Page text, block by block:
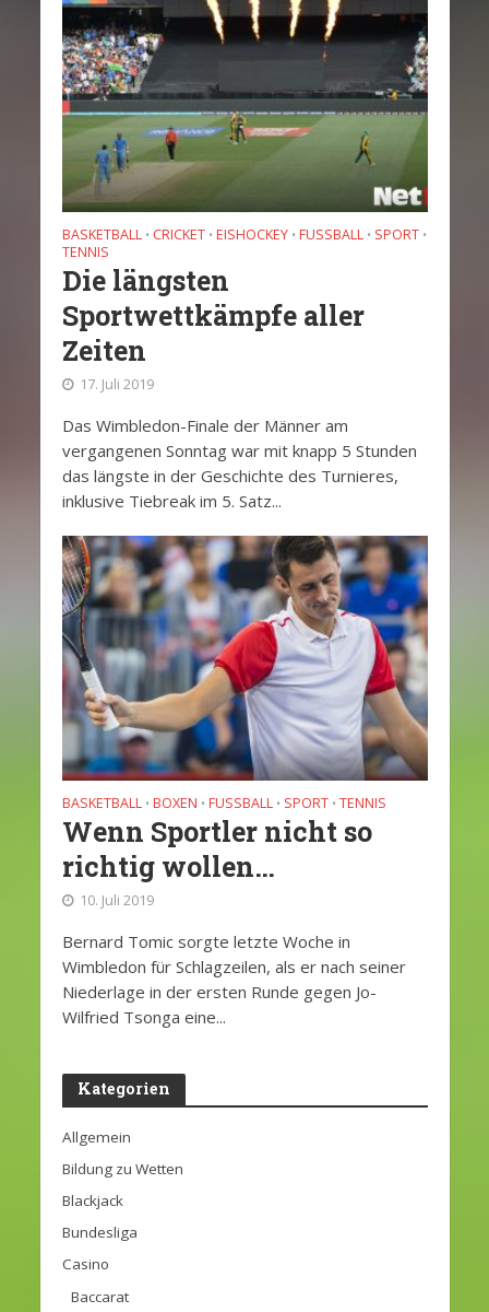
BASKETBALL • CRICKET • EISHOCKEY • FUSSBALL • SPORT •
TENNIS
Die längsten
Sportwettkämpfe aller
Zeiten
17. Juli 2019
Das Wimbledon-Finale der Männer am
vergangenen Sonntag war mit knapp 5 Stunden
das längste in der Geschichte des Turnieres,
inklusive Tiebreak im 5. Satz...
BASKETBALL • BOXEN • FUSSBALL • SPORT • TENNIS
Wenn Sportler nicht so
richtig wollen…
10. Juli 2019
Bernard Tomic sorgte letzte Woche in
Wimbledon für Schlagzeilen, als er nach seiner
Niederlage in der ersten Runde gegen Jo-
Wilfried Tsonga eine...
Kategorien
Allgemein
Bildung zu Wetten
Blackjack
Bundesliga
Casino
Baccarat